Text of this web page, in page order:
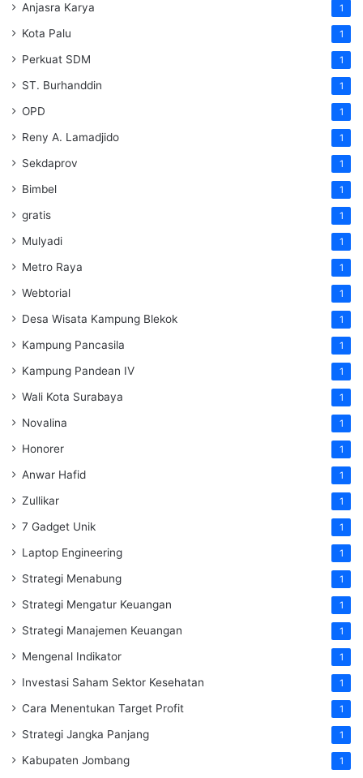
Anjasra Karya 1
Kota Palu 1
Perkuat SDM 1
ST. Burhanddin 1
OPD 1
Reny A. Lamadjido 1
Sekdaprov 1
Bimbel 1
gratis 1
Mulyadi 1
Metro Raya 1
Webtorial 1
Desa Wisata Kampung Blekok 1
Kampung Pancasila 1
Kampung Pandean IV 1
Wali Kota Surabaya 1
Novalina 1
Honorer 1
Anwar Hafid 1
Zullikar 1
7 Gadget Unik 1
Laptop Engineering 1
Strategi Menabung 1
Strategi Mengatur Keuangan 1
Strategi Manajemen Keuangan 1
Mengenal Indikator 1
Investasi Saham Sektor Kesehatan 1
Cara Menentukan Target Profit 1
Strategi Jangka Panjang 1
Kabupaten Jombang 1